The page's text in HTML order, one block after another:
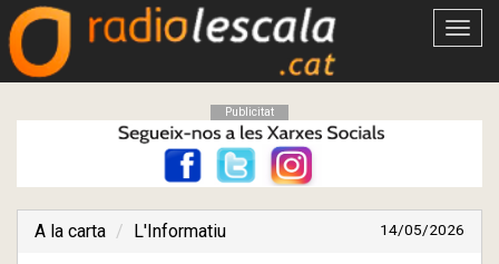
Obrir
Publicitat
A la carta L'Informatiu 14/05/2026